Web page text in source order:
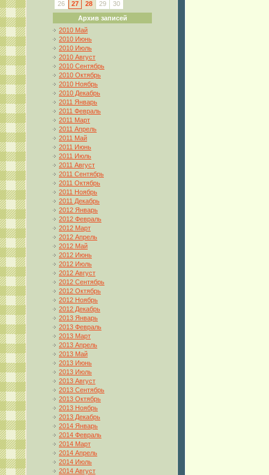
26
27 28 29
30
Архив записей
2010 Май
2010 Июнь
2010 Июль
2010 Август
2010 Сентябрь
2010 Октябрь
2010 Ноябрь
2010 Декабрь
2011 Январь
2011 Февраль
2011 Март
2011 Апрель
2011 Май
2011 Июнь
2011 Июль
2011 Август
2011 Сентябрь
2011 Октябрь
2011 Ноябрь
2011 Декабрь
2012 Январь
2012 Февраль
2012 Март
2012 Апрель
2012 Май
2012 Июнь
2012 Июль
2012 Август
2012 Сентябрь
2012 Октябрь
2012 Ноябрь
2012 Декабрь
2013 Январь
2013 Февраль
2013 Март
2013 Апрель
2013 Май
2013 Июнь
2013 Июль
2013 Август
2013 Сентябрь
2013 Октябрь
2013 Ноябрь
2013 Декабрь
2014 Январь
2014 Февраль
2014 Март
2014 Апрель
2014 Июль
2014 Август